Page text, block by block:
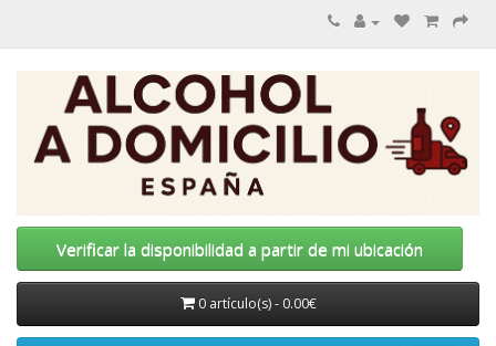
Verificar la disponibilidad a partir de mi ubicación
0 artículo(s) - 0.00€